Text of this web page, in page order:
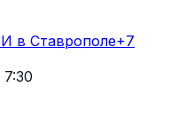
в Ставрополе+7